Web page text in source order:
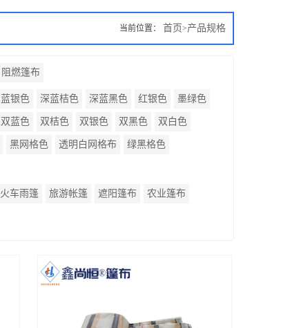
当前位置： 首页>产品规格
阻燃篷布
蓝银色 深蓝桔色 深蓝黑色 红银色 墨绿色
双蓝色 双桔色 双银色 双黑色 双白色
黑网格色 透明白网格布 绿黑格色
火车雨篷 旅游帐篷 遮阳篷布 农业篷布